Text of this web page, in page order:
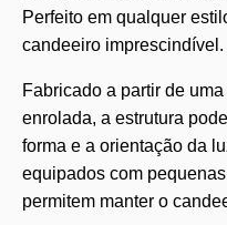
Perfeito em qualquer
candeeiro imprescindível.
Fabricado a partir de
enrolada, a estrutura
forma e a orientação da
equipados com
permitem manter o